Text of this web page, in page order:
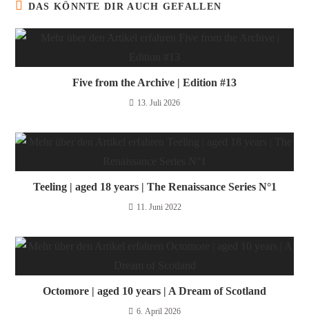
DAS KÖNNTE DIR AUCH GEFALLEN
Five from the Archive | Edition #13
13. Juli 2026
Teeling | aged 18 years | The Renaissance Series N°1
11. Juni 2022
Octomore | aged 10 years | A Dream of Scotland
6. April 2026